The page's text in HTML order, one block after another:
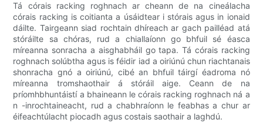
Tá córais racking roghnach ar cheann de na cineálacha
córais racking is coitianta a úsáidtear i stórais agus in ionaid
dáilte. Tairgeann siad rochtain dhíreach ar gach pailléad atá
stóráilte sa chóras, rud a chiallaíonn go bhfuil sé éasca
míreanna sonracha a aisghabháil go tapa. Tá córais racking
roghnach solúbtha agus is féidir iad a oiriúnú chun riachtanais
shonracha gnó a oiriúnú, cibé an bhfuil táirgí éadroma nó
míreanna tromshaothair á stóráil aige. Ceann de na
príomhbhuntáistí a bhaineann le córais racking roghnach ná a
n -inrochtaineacht, rud a chabhraíonn le feabhas a chur ar
éifeachtúlacht piocadh agus costais saothair a laghdú.